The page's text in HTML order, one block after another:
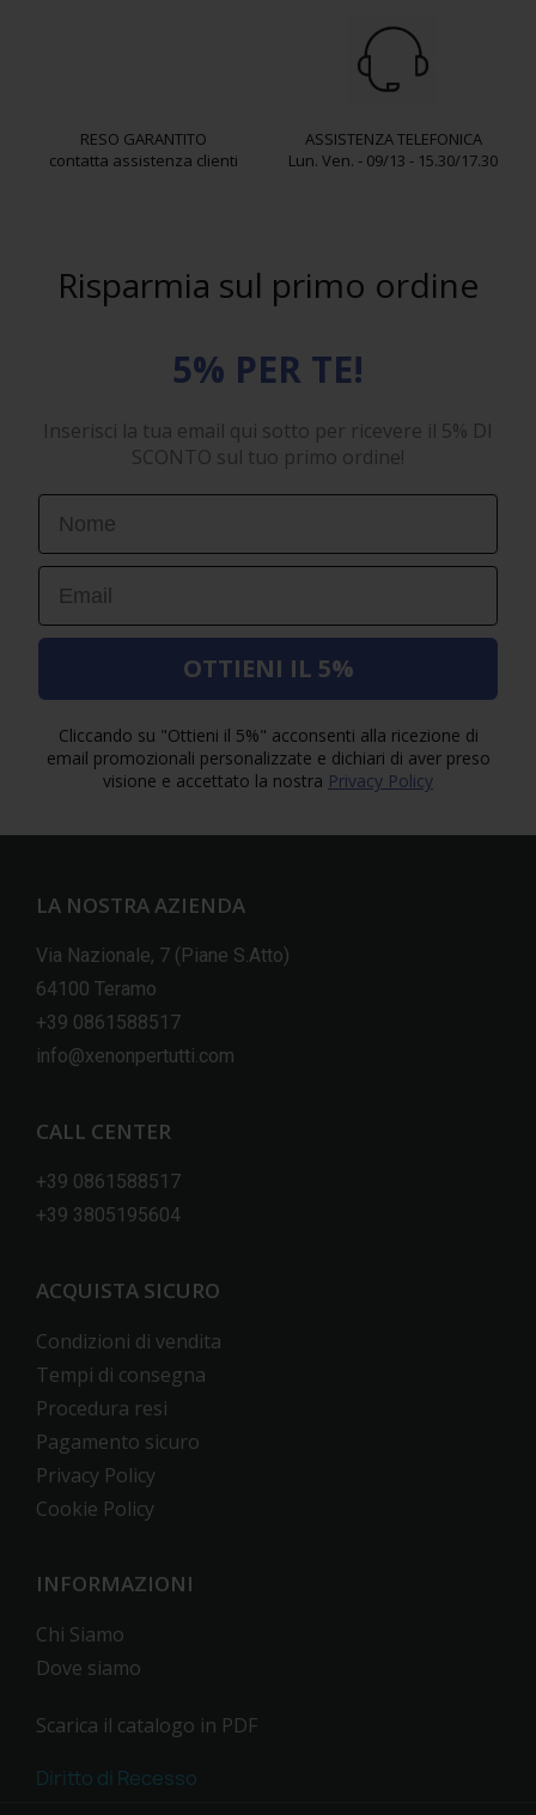
RESO GARANTITO
contatta assistenza clienti
ASSISTENZA TELEFONICA
Lun. Ven. - 09/13 - 15.30/17.30
Risparmia sul primo ordine
5% PER TE!
Inserisci la tua email qui sotto per ricevere il 5% DI
SCONTO sul tuo primo ordine!
First Name
Email
OTTIENI IL 5%
Cliccando su "Ottieni il 5%" acconsenti alla ricezione di
email promozionali personalizzate e dichiari di aver preso
visione e accettato la nostra Privacy Policy
LA NOSTRA AZIENDA
Via Nazionale, 7 (Piane S.Atto)
64100 Teramo
+39 0861588517
info@xenonpertutti.com
CALL CENTER
+39 0861588517
+39 3805195604
ACQUISTA SICURO
Condizioni di vendita
Tempi di consegna
Procedura resi
Pagamento sicuro
Privacy Policy
Cookie Policy
INFORMAZIONI
Chi Siamo
Dove siamo
Scarica il catalogo in PDF
Diritto di Recesso